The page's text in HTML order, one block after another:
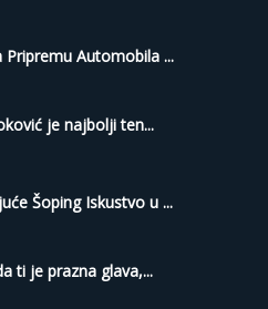
Pripremu Automobila ...
je najbolji ten...
Šoping Iskustvo u ...
ti je prazna glava,...